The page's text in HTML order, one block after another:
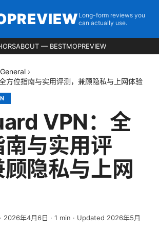
Long-form reviews you
can actually use.
ABOUT — BESTMOPREVIEW
General ›
方位指南与实用评测，兼顾隐私与上网体验
VPN：全
与实用评
隐私与上网
· 2026年4月6日 · 1 min · Updated 2026年5月